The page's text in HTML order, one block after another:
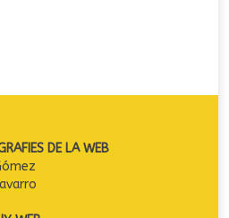
DE LA WEB